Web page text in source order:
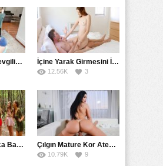
Yemeğe Gelen Sevgilisinin Arkadaşına Yarak Yedirdi İçine Yarak Girmesini İsteyince Kuzeninin Penisini Kullandı
12.56K 3
Genç Kızlar Ağaca Bağlayarak Tecavüz Etmek İstediler Çılgın Mature Kor Ateşiyle Misafirini Yakıp Eritti
10.79K 9